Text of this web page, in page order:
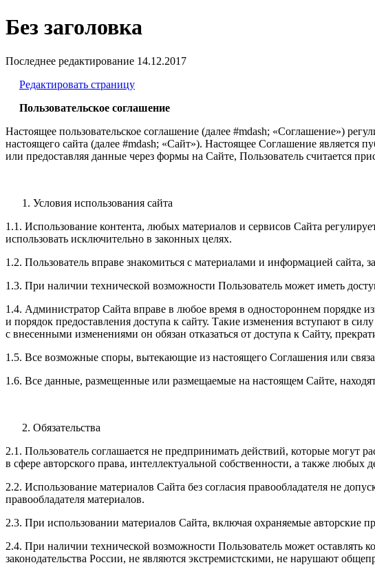
Без заголовка
Последнее редактирование 14.12.2017
Редактировать страницу
Пользовательское соглашение
Настоящее пользовательское соглашение (далее #mdash; «Соглашение»)
настоящего сайта (далее #mdash; «Сайт»). Настоящее Соглашение является
или предоставляя данные через формы на Сайте, Пользователь считается
Условия использования сайта
1.1. Использование контента, любых материалов и сервисов Сайта
использовать исключительно в законных целях.
1.2. Пользователь вправе знакомиться с материалами и информацией сайта,
1.3. При наличии технической возможности Пользователь может иметь
1.4. Администратор Сайта вправе в любое время в одностороннем порядке
и порядок предоставления доступа к сайту. Такие изменения вступают в
с внесенными изменениями он обязан отказаться от доступа к Сайту,
1.5. Все возможные споры, вытекающие из настоящего Соглашения или
1.6. Все данные, размещенные или размещаемые на настоящем Сайте,
Обязательства
2.1. Пользователь соглашается не предпринимать действий, которые могут
в сфере авторского права, интеллектуальной собственности, а также
2.2. Использование материалов Сайта без согласия правообладателя не
правообладателя материалов.
2.3. При использовании материалов Сайта, включая охраняемые авторские
2.4. При наличии технической возможности Пользователь может
законодательства России, не являются экстремистскими, не нарушают